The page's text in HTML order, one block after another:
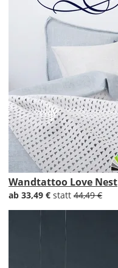
Wandtattoo Love Nest
ab 33,49 € statt 44,49 €